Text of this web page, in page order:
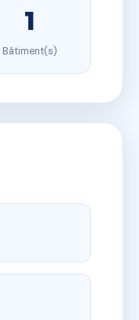
1
Bâtiment(s)